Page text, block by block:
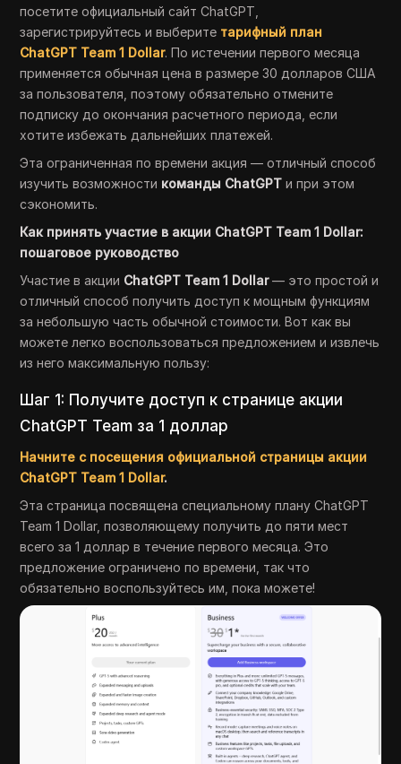
посетите официальный сайт ChatGPT,
зарегистрируйтесь и выберите тарифный план
ChatGPT Team 1 Dollar. По истечении первого месяца
применяется обычная цена в размере 30 долларов США
за пользователя, поэтому обязательно отмените
подписку до окончания расчетного периода, если
хотите избежать дальнейших платежей.
Эта ограниченная по времени акция — отличный способ
изучить возможности команды ChatGPT и при этом
сэкономить.
Как принять участие в акции ChatGPT Team 1 Dollar:
пошаговое руководство
Участие в акции ChatGPT Team 1 Dollar— это простой и
отличный способ получить доступ к мощным функциям
за небольшую часть обычной стоимости. Вот как вы
можете легко воспользоваться предложением и извлечь
из него максимальную пользу:
Шаг 1: Получите доступ к странице акции
ChatGPT Team за 1 доллар
Начните с посещения официальной страницы акции
ChatGPT Team 1 Dollar.
Эта страница посвящена специальному плану ChatGPT
Team 1 Dollar, позволяющему получить до пяти мест
всего за 1 доллар в течение первого месяца. Это
предложение ограничено по времени, так что
обязательно воспользуйтесь им, пока можете!